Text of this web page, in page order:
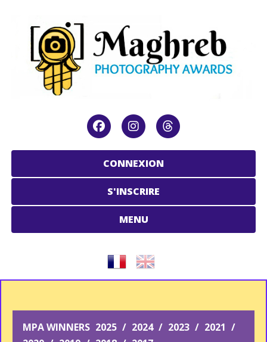
CONNEXION
S'INSCRIRE
MENU
MPA WINNERS 2025 / 2024 / 2023 / 2021 /